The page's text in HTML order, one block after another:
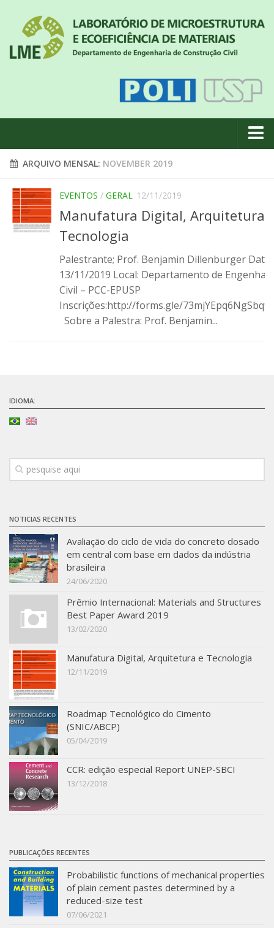
Quem somos
Geral
Projetos de pesquisa
Infraestrutura
Reologia e reometria de suspensões concentradas
CICS
INCT (CEMtec)
Revestimentos frios (CBSF)
Projeto Crescimento
SBTA 2017
Convênio ABCP-USP
LME: Laboratório Multiusuário
Publicações
ARQUIVO MENSAL: NOVEMBER 2019
EVENTOS / GERAL 12/11/2019
Manufatura Digital, Arquitetura
Tecnologia
Palestrante; Prof. Benjamin Dillenburger Data:
13/11/2019 Local: Departamento de
Civil – PCC-EPUSP
Inscrições:http://forms.gle/
Sobre a Palestra: Prof. Benjamin...
IDIOMA:
NOTICIAS RECENTES
Avaliação do ciclo de vida do concreto dosado
em central com base em dados da indústria
brasileira
24/06/2020
Prêmio Internacional: Materials and Structures
Best Paper Award 2019
13/02/2020
Manufatura Digital, Arquitetura e Tecnologia
12/11/2019
Roadmap Tecnológico do Cimento
(SNIC/ABCP)
05/04/2019
CCR: edição especial Report UNEP-SBCI
13/12/2018
PUBLICAÇÕES RECENTES
Probabilistic functions of mechanical properties
of plain cement pastes determined by a
reduced-size test
07/06/2021